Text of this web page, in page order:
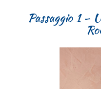
Passaggio 1 –